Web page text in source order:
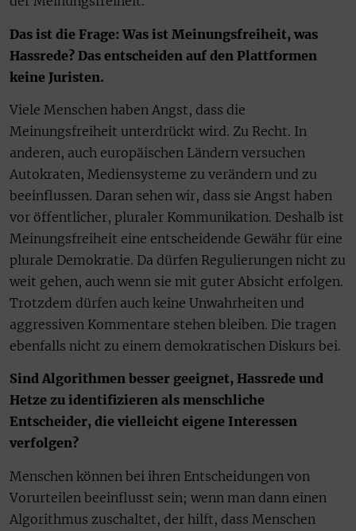
Das ist die Frage: Was ist Meinungsfreiheit, was
Hassrede? Das entscheiden auf den Plattformen
keine Juristen.
Viele Menschen haben Angst, dass die
Meinungsfreiheit unterdrückt wird. Zu Recht. In
anderen, auch europäischen Ländern versuchen
Autokraten, Mediensysteme zu verändern und zu
beeinflussen. Daran sehen wir, dass sie Angst haben
vor öffentlicher, pluraler Kommunikation. Deshalb ist
Meinungsfreiheit eine entscheidende Gewähr für eine
plurale Demokratie. Da dürfen Regulierungen nicht zu
weit gehen, auch wenn sie mit guter Absicht erfolgen.
Trotzdem dürfen auch keine Unwahrheiten und
aggressiven Kommentare stehen bleiben. Die tragen
ebenfalls nicht zu einem demokratischen Diskurs bei.
Sind Algorithmen besser geeignet, Hassrede und
Hetze zu identifizieren als menschliche
Entscheider, die vielleicht eigene Interessen
verfolgen?
Menschen können bei ihren Entscheidungen von
Vorurteilen beeinflusst sein; wenn man dann einen
Algorithmus zuschaltet, der hilft, dass Menschen